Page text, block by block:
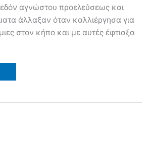
αγνώστου προελεύσεως και
άλλαξαν όταν καλλιέργησα για
στον κήπο και με αυτές έφτιαξα